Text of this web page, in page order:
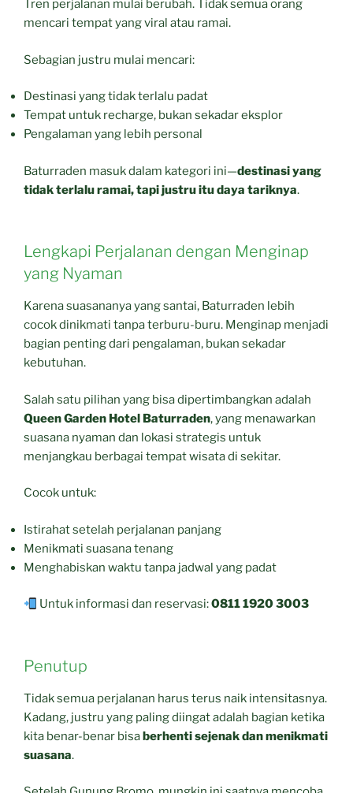
Tren perjalanan mulai berubah. Tidak semua orang
mencari tempat yang viral atau ramai.
Sebagian justru mulai mencari:
Destinasi yang tidak terlalu padat
Tempat untuk recharge, bukan sekadar eksplor
Pengalaman yang lebih personal
Baturraden masuk dalam kategori ini—destinasi yang
tidak terlalu ramai, tapi justru itu daya tariknya.
Lengkapi Perjalanan dengan Menginap
yang Nyaman
Karena suasananya yang santai, Baturraden lebih
cocok dinikmati tanpa terburu-buru. Menginap menjadi
bagian penting dari pengalaman, bukan sekadar
kebutuhan.
Salah satu pilihan yang bisa dipertimbangkan adalah
Queen Garden Hotel Baturraden, yang menawarkan
suasana nyaman dan lokasi strategis untuk
menjangkau berbagai tempat wisata di sekitar.
Cocok untuk:
Istirahat setelah perjalanan panjang
Menikmati suasana tenang
Menghabiskan waktu tanpa jadwal yang padat
Untuk informasi dan reservasi:0811 1920 3003
Penutup
Tidak semua perjalanan harus terus naik intensitasnya.
Kadang, justru yang paling diingat adalah bagian ketika
kita benar-benar bisaberhenti sejenak dan menikmati
suasana.